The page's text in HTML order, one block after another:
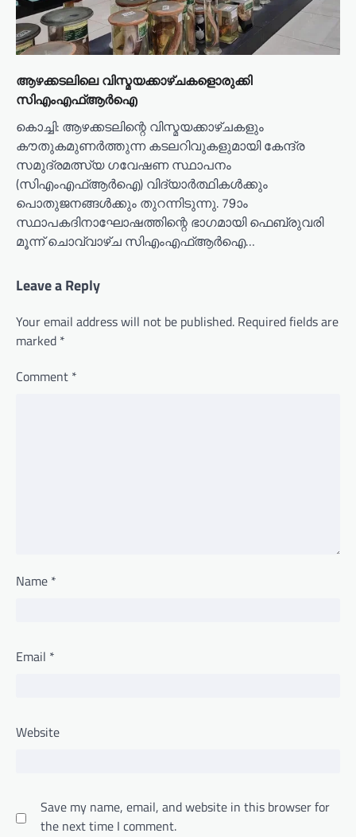
ആഴക്കടലിലെ വിസ്മയക്കാഴ്ചകളൊരുക്കി
സിഎംഎഫ്ആർഐ
കൊച്ചി: ആഴക്കടലിന്റെ വിസ്മയക്കാഴ്ചകളും
കൗതുകമുണർത്തുന്ന കടലറിവുകളുമായി കേന്ദ്ര
സമുദ്രമത്സ്യ ഗവേഷണ സ്ഥാപനം
(സിഎംഎഫ്ആർഐ) വിദ്യാർത്ഥികൾക്കും
പൊതുജനങ്ങൾക്കും തുറന്നിടുന്നു. 79ാം
സ്ഥാപകദിനാഘോഷത്തിന്റെ ഭാഗമായി ഫെബ്രുവരി
മൂന്ന് ചൊവ്വാഴ്ച സിഎംഎഫ്ആർഐ…
Leave a Reply
Your email address will not be published. Required fields are
marked *
Comment *
Name *
Email *
Website
Save my name, email, and website in this browser for
the next time I comment.